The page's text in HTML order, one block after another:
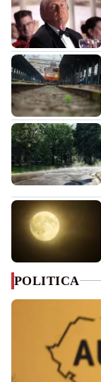
POLITICA